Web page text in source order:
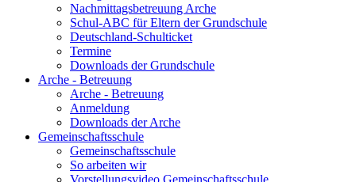
Nachmittagsbetreuung Arche
Schul-ABC für Eltern der Grundschule
Deutschland-Schulticket
Termine
Downloads der Grundschule
Arche - Betreuung
Arche - Betreuung
Anmeldung
Downloads der Arche
Gemeinschaftsschule
Gemeinschaftsschule
So arbeiten wir
Vorstellungsvideo Gemeinschaftsschule